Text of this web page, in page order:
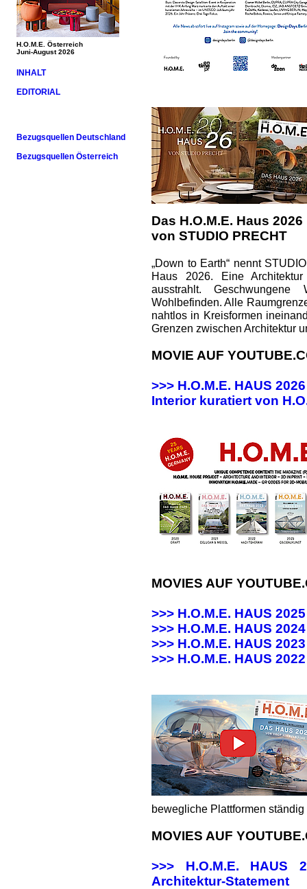
H.O.M.E. Österreich
Juni-August 2026
INHALT
EDITORIAL
Bezugsquellen Deutschland
Bezugsquellen Österreich
Das H.O.M.E. Haus 2026
von STUDIO PRECHT
„Down to Earth“ nennt
Haus 2026. Eine
ausstrahlt.
Wohlbefinden. Alle
nahtlos in Kreisformen
Grenzen zwischen Architektur
MOVIE AUF
>>> H.O.M.E. HAUS
Interior kuratiert von
MOVIES AUF
>>> H.O.M.E. HAUS
>>> H.O.M.E. HAUS
>>> H.O.M.E. HAUS
>>> H.O.M.E. HAUS
bewegliche Plattformen
MOVIES AUF
>>> H.O.M.E.
Architektur-Statement